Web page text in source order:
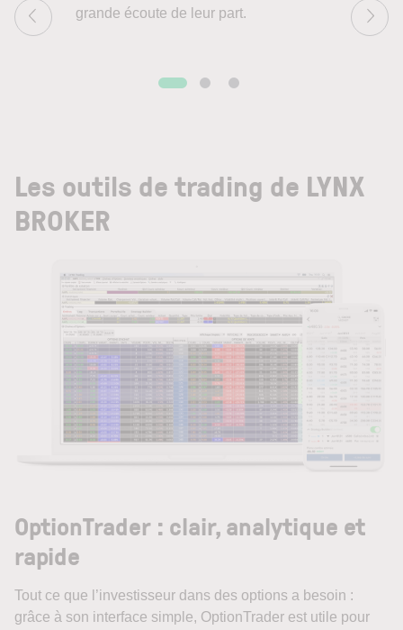
grande écoute de leur part.
Les outils de trading de LYNX
BROKER
OptionTrader : clair, analytique et
rapide
Tout ce que l’investisseur dans des options a besoin :
grâce à son interface simple, OptionTrader est utile pour